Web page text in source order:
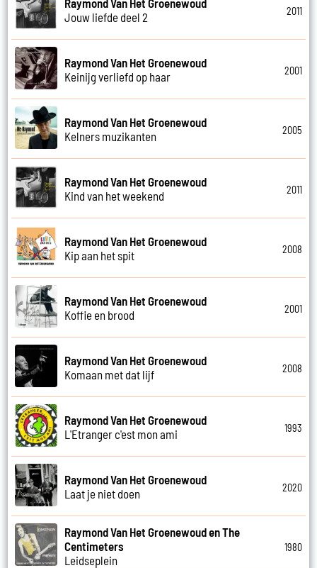
Jouw liefde deel 2
2011
Raymond Van Het Groenewoud
Keinijg verliefd op haar
2001
Raymond Van Het Groenewoud
Kelners muzikanten
2005
Raymond Van Het Groenewoud
Kind van het weekend
2011
Raymond Van Het Groenewoud
Kip aan het spit
2008
Raymond Van Het Groenewoud
Koffie en brood
2001
Raymond Van Het Groenewoud
Komaan met dat lijf
2008
Raymond Van Het Groenewoud
L'Etranger c'est mon ami
1993
Raymond Van Het Groenewoud
Laat je niet doen
2020
Raymond Van Het Groenewoud en The
Centimeters
Leidseplein
1980